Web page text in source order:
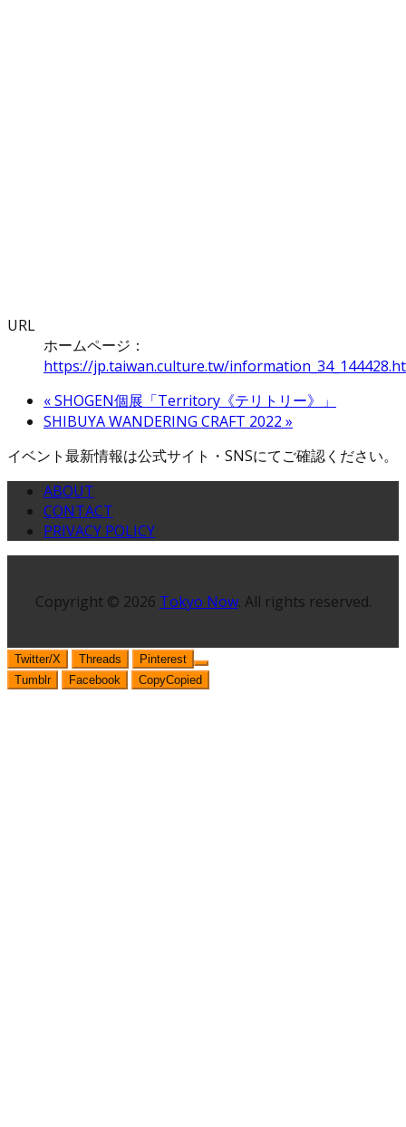
URL
ホームページ：
https://jp.taiwan.culture.tw/
«SHOGEN個展「Territory《テリトリー》」
SHIBUYA WANDERING CRAFT 2022 »
イベント最新情報は公式サイト・SNSにてご確認ください。
ABOUT
CONTACT
PRIVACY POLICY
Copyright © 2026 Tokyo Now. All rights reserved.
Twitter/X Threads
Pinterest
Tumblr
Facebook CopyCopied